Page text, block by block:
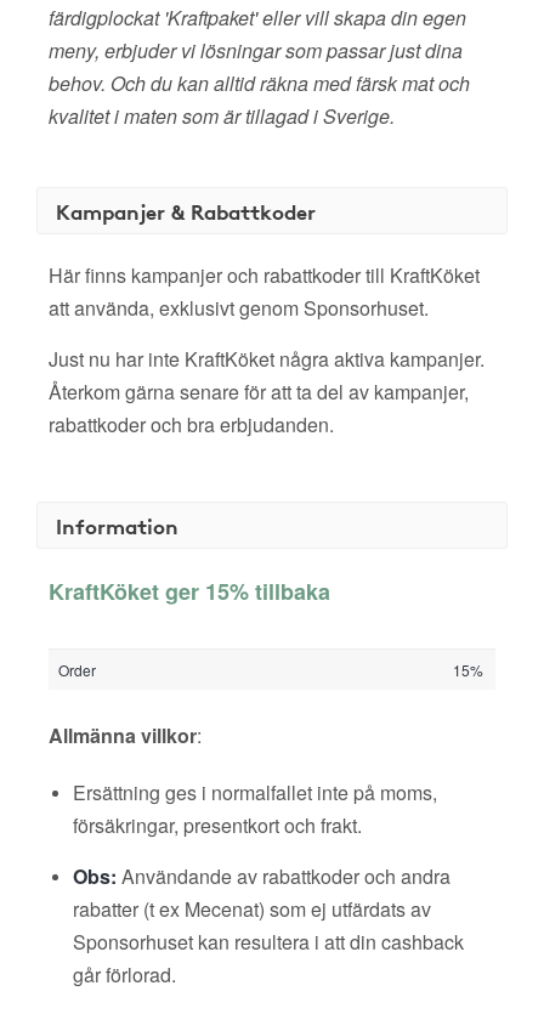
färdigplockat 'Kraftpaket' eller vill skapa din egen
meny, erbjuder vi lösningar som passar just dina
behov. Och du kan alltid räkna med färsk mat och
kvalitet i maten som är tillagad i Sverige.
Kampanjer & Rabattkoder
Här finns kampanjer och rabattkoder till KraftKöket
att använda, exklusivt genom Sponsorhuset.
Just nu har inte KraftKöket några aktiva kampanjer.
Återkom gärna senare för att ta del av kampanjer,
rabattkoder och bra erbjudanden.
Information
KraftKöket ger 15% tillbaka
Order 15%
Allmänna villkor:
Ersättning ges i normalfallet inte på moms,
försäkringar, presentkort och frakt.
Obs: Användande av rabattkoder och andra
rabatter (t ex Mecenat) som ej utfärdats av
Sponsorhuset kan resultera i att din cashback
går förlorad.